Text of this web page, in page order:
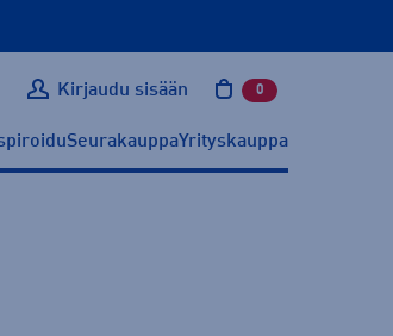
Kirjaudu sisään 0 tuotetta
SeurakauppaYrityskauppa